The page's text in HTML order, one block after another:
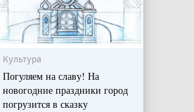
Культура
Погуляем на славу! На
новогодние праздники город
погрузится в сказку